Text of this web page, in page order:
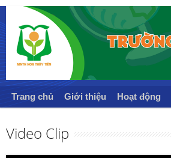
Trang chủ Giới thiệu Hoạt động
Video Clip